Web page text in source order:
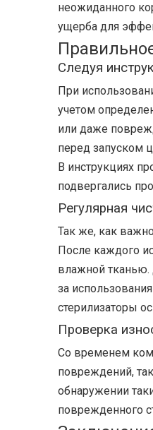
неожиданного
ущерба для
Следуя
При
учетом
или даже
перед запуском
В инструкциях
подвергались
Регулярная
Так же, как
После каждого
влажной тканью.
за
стерилизаторы
Проверка
Со временем
повреждений,
обнаружении
поврежденного